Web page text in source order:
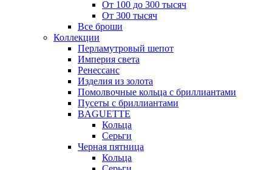
От 100 до 300 тысяч
От 300 тысяч
Все броши
Коллекции
Перламутровый шепот
Империя света
Ренессанс
Изделия из золота
Помолвочные кольца с бриллиантами
Пусеты с бриллиантами
BAGUETTE
Кольца
Серьги
Черная пятница
Кольца